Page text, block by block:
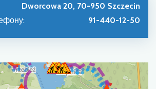
Dworcowa 20, 70-950 Szczecin
91-440-12-50